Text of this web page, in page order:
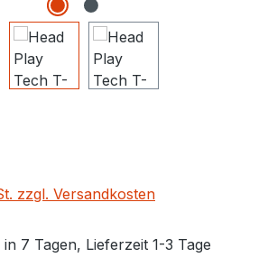
zzgl. Versandkosten
7 Tagen, Lieferzeit 1-3 Tage